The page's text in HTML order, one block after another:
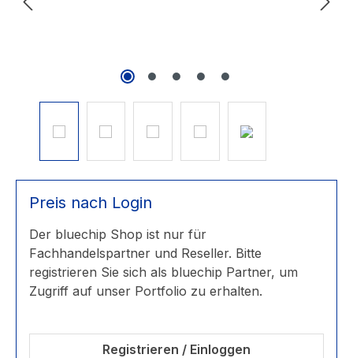
Preis nach Login
Der bluechip Shop ist nur für
Fachhandelspartner und Reseller. Bitte
registrieren Sie sich als bluechip Partner, um
Zugriff auf unser Portfolio zu erhalten.
Registrieren / Einloggen